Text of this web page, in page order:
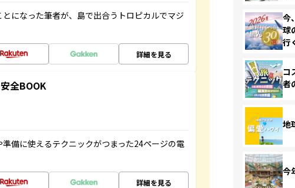
になった筆者が、島で出合うトロピカルでマジ
詳細を見る
全BOOK
備に使えるテクニックがつまった24ページの電
詳細を見る
今
球
行
コ
者
地
今